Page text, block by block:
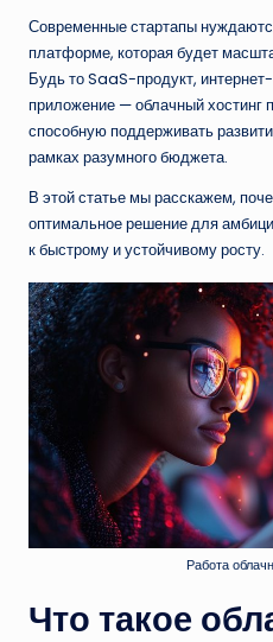
Современные стартапы
платформе, которая будет
Будь то SaaS-продукт,
приложение — облачный хостинг
способную поддерживать
рамках разумного бюджета.
В этой статье мы расскажем,
оптимальное решение для
к быстрому и устойчивому росту.
Работа
Что такое